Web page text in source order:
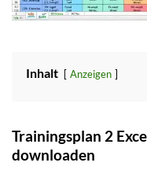
Inhalt Anzeigen
Trainingsplan 2
downloaden